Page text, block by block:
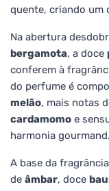
quente, criando um
Na abertura
bergamota, a doce
conferem à
do perfume é
melão, mais notas
cardamomo e
harmonia gourmand.
A base da
de âmbar, doce